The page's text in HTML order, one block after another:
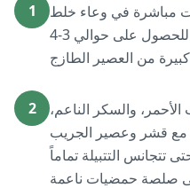
1
مباشرة في وعاء خلط
متوسط، ثم اعصري نفس الحبة للحصول على حوالي 3-4
2
والسكر الناعم،
مع قشر وعصير الجريب
تتجانس التتبيلة تماماً